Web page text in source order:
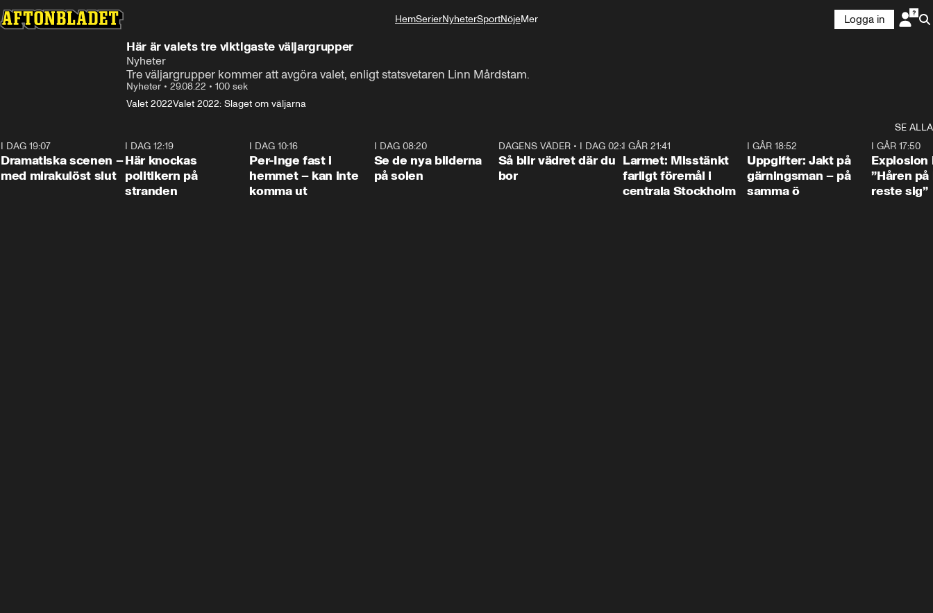
HemSerierNyheterSportNöjeMer
Logga in
Här är valets tre viktigaste väljargrupper
Nyheter
Tre väljargrupper kommer att avgöra valet, enligt statsvetaren Linn Mårdstam.
Nyheter • 29.08.22 • 100 sek
Valet 2022Valet 2022: Slaget om väljarna
SE ALLA
I DAG 19:07
Dramatiska scenen –
med mirakulöst slut
I DAG 12:19
Här knockas
politikern på
stranden
I DAG 10:16
Per-Inge fast i
hemmet – kan inte
komma ut
I DAG 08:20
Se de nya bilderna
på solen
1:06
DAGENS VÄDER• I DAG 02:30
Så blir vädret där du
bor
I GÅR 21:41
Larmet: Misstänkt
farligt föremål i
centrala Stockholm
I GÅR 18:52
Uppgifter: Jakt på
gärningsman – på
samma ö
I GÅR 17:50
Explosion
”Håren
reste sig”